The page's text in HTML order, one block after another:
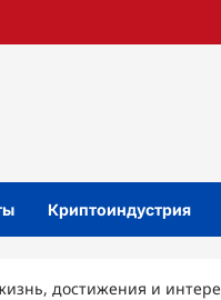
Криптоиндустрия
достижения и